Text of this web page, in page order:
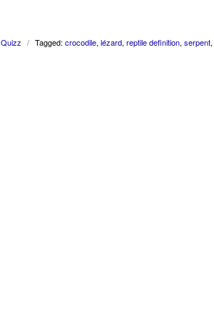
Quizz / Tagged: crocodile, lézard, reptile definition, serpent,